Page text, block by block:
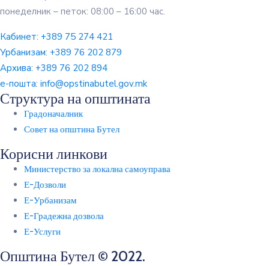
понеделник – петок: 08:00 – 16:00 час.
Кабинет: +389 75 274 421
Урбанизам: +389 76 202 879
Архива: +389 76 202 894
е-пошта: info@opstinabutel.gov.mk
Структура на општината
Градоначалник
Совет на општина Бутел
Корисни линкови
Министерство за локална самоуправа
Е-Дозволи
Е-Урбанизам
Е-Градежна дозвола
Е-Услуги
Општина Бутел © 2022.